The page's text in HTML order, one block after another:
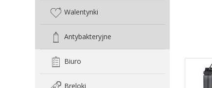
Walentynki
Antybakteryjne
Biuro
Breloki